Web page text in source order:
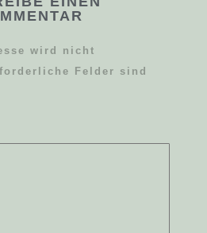
wird nicht
Felder sind